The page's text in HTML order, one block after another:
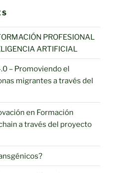
PROFESIONAL
ARTIFICIAL
– Promoviendo el
migrantes a través del
en Formación
a través del proyecto